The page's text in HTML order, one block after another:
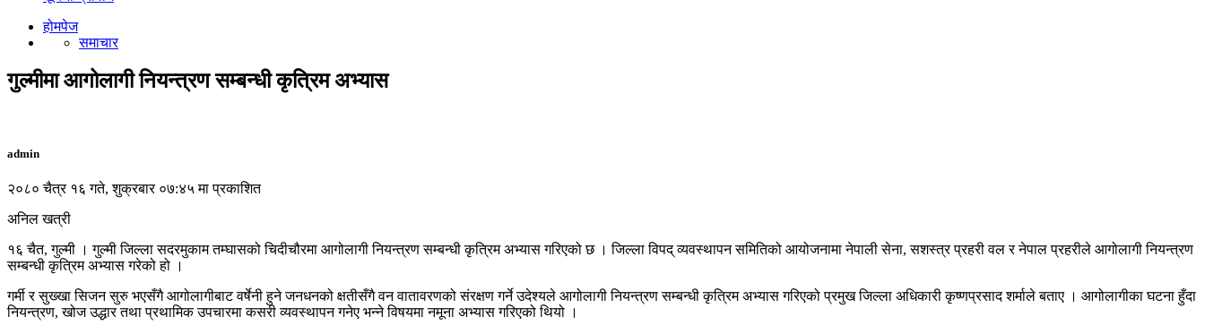
होमपेज
समाचार
गुल्मीमा आगोलागी नियन्त्रण सम्बन्धी कृत्रिम अभ्यास
admin
२०८० चैत्र १६ गते, शुक्रबार ०७:४५ मा प्रकाशित
अनिल खत्री
१६ चैत, गुल्मी । गुल्मी जिल्ला सदरमुकाम तम्घासको चिदीचौरमा आगोलागी नियन्त्रण सम्बन्धी कृत्रिम अभ्यास गरिएको छ । जिल्ला विपद् व्यवस्थापन समितिको आयोजनामा नेपाली सेना, सशस्त्र प्रहरी वल र नेपाल प्रहरीले आगोलागी नियन्त्रण
सम्बन्धी कृत्रिम अभ्यास गरेको हो ।
गर्मी र सुख्खा सिजन सुरु भएसँगै आगोलागीबाट वर्षेनी हुने जनधनको क्षतीसँगै वन वातावरणको संरक्षण गर्ने उदेश्यले आगोलागी नियन्त्रण सम्बन्धी कृत्रिम अभ्यास गरिएको प्रमुख जिल्ला अधिकारी कृष्णप्रसाद शर्माले बताए । आगोलागीका घटना हुँदा
नियन्त्रण, खोज उद्धार तथा प्रथामिक उपचारमा कसरी व्यवस्थापन गनेए भन्ने विषयमा नमूना अभ्यास गरिएको थियो ।